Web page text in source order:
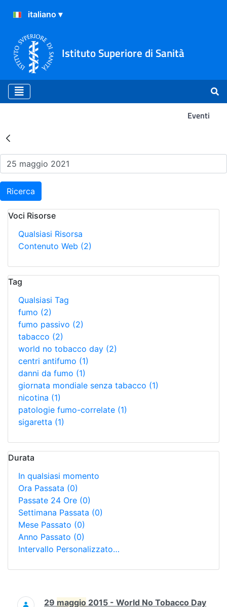
Istituto Superiore di Sanità
Eventi
Risultati della Ricerca -
Ricerca
Voci Risorse
Qualsiasi Risorsa
Contenuto Web (2)
Tag
Qualsiasi Tag
fumo (2)
fumo passivo (2)
tabacco (2)
world no tobacco day (2)
centri antifumo (1)
danni da fumo (1)
giornata mondiale senza tabacco (1)
nicotina (1)
patologie fumo-correlate (1)
sigaretta (1)
Durata
In qualsiasi momento
Ora Passata (0)
Passate 24 Ore (0)
Settimana Passata (0)
Mese Passato (0)
Anno Passato (0)
Intervallo Personalizzato…
Ricerca
29 maggio 2015 - World No Tobacco Day